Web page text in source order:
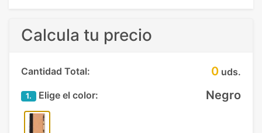
Calcula tu precio
Cantidad Total: 0 uds.
1. Elige el color: Negro